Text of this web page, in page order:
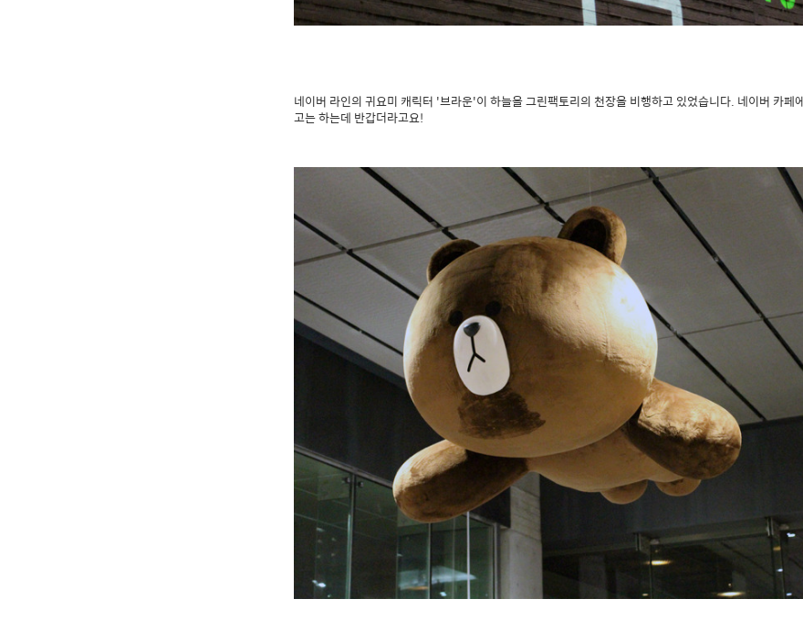
네이버 라인의 귀요미 캐릭터 '브라운'이 하늘을 그린팩토리의 천장을 비행하고 있었습니다. 네이버 카페
고는 하는데 반갑더라고요!